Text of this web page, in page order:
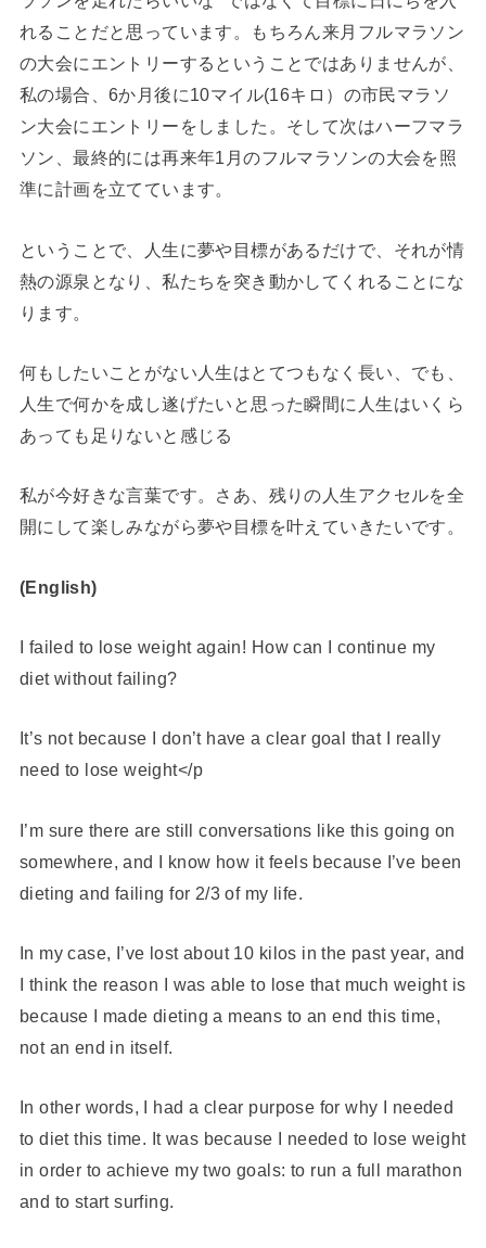
れることだと思っています。もちろん来月フルマラソン
の大会にエントリーするということではありませんが、
私の場合、6か月後に10マイル(16キロ）の市民マラソ
ン大会にエントリーをしました。そして次はハーフマラ
ソン、最終的には再来年1月のフルマラソンの大会を照
準に計画を立てています。
ということで、人生に夢や目標があるだけで、それが情
熱の源泉となり、私たちを突き動かしてくれることにな
ります。
何もしたいことがない人生はとてつもなく長い、でも、
人生で何かを成し遂げたいと思った瞬間に人生はいくら
あっても足りないと感じる
私が今好きな言葉です。さあ、残りの人生アクセルを全
開にして楽しみながら夢や目標を叶えていきたいです。
(English)
I failed to lose weight again! How can I continue my
diet without failing?
It’s not because I don’t have a clear goal that I really
need to lose weight</p
I’m sure there are still conversations like this going on
somewhere, and I know how it feels because I’ve been
dieting and failing for 2/3 of my life.
In my case, I’ve lost about 10 kilos in the past year, and
I think the reason I was able to lose that much weight is
because I made dieting a means to an end this time,
not an end in itself.
In other words, I had a clear purpose for why I needed
to diet this time. It was because I needed to lose weight
in order to achieve my two goals: to run a full marathon
and to start surfing.